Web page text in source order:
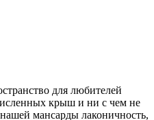
для любителей
крыш и ни с чем не
мансарды лаконичность,